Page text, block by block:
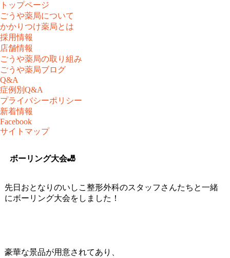
トップページ
ごうや薬局について
かかりつけ薬局とは
採用情報
店舗情報
ごうや薬局の取り組み
ごうや薬局ブログ
Q&A
症例別Q&A
プライバシーポリシー
新着情報
Facebook
サイトマップ
ボーリング大会🎳
先日おとなりのいしこ整形外科のスタッフさんたちと一緒
にボーリング大会をしました！
豪華な景品が用意されてあり、